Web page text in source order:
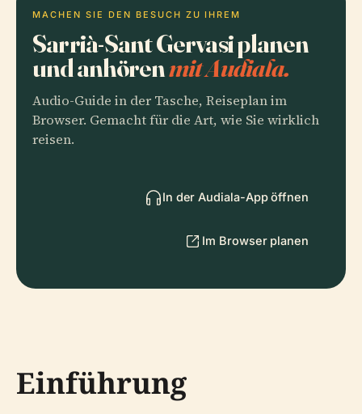
MACHEN SIE DEN BESUCH ZU IHREM
Sarrià-Sant Gervasi planen
und anhörenmit Audiala.
Audio-Guide in der Tasche, Reiseplan im
Browser. Gemacht für die Art, wie Sie wirklich
reisen.
In der Audiala-App öffnen
Im Browser planen
Einführung